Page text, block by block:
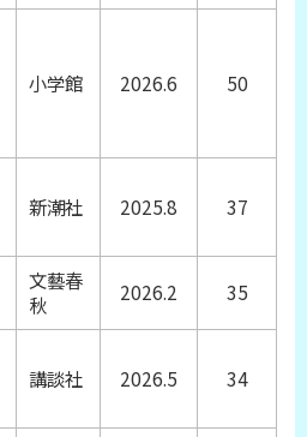
小学館 2026.6 50
新潮社 2025.8 37
文藝春
秋
2026.2 35
講談社 2026.5 34